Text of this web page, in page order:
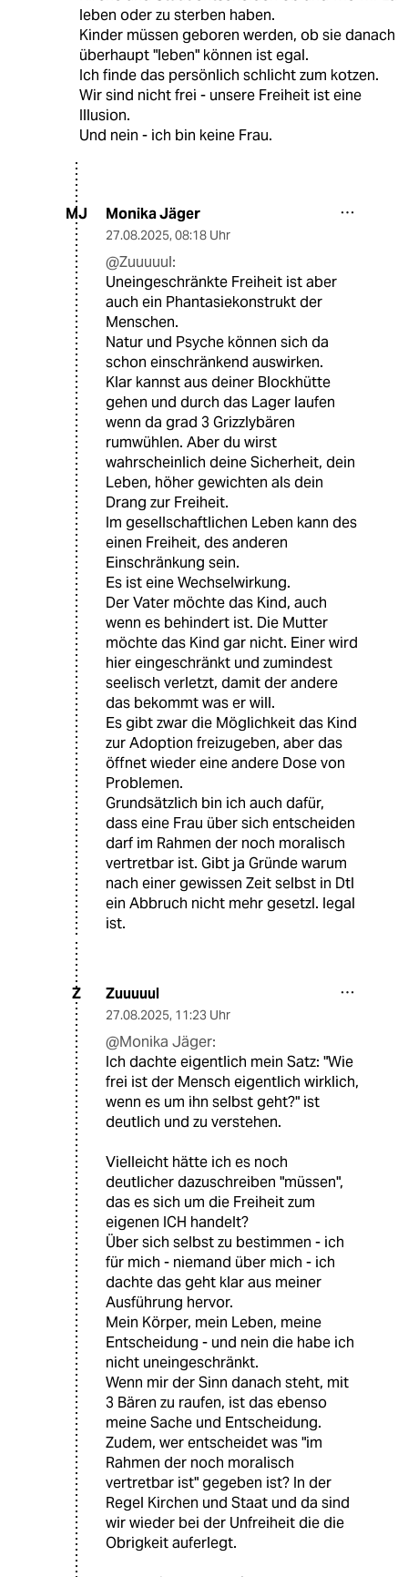
leben oder zu sterben haben.
Kinder müssen geboren werden, ob sie danach
überhaupt "leben" können ist egal.
Ich finde das persönlich schlicht zum kotzen.
Wir sind nicht frei - unsere Freiheit ist eine
Illusion.
Und nein - ich bin keine Frau.
MJ Monika Jäger
27.08.2025, 08:18 Uhr
@Zuuuuul:
Uneingeschränkte Freiheit ist aber
auch ein Phantasiekonstrukt der
Menschen.
Natur und Psyche können sich da
schon einschränkend auswirken.
Klar kannst aus deiner Blockhütte
gehen und durch das Lager laufen
wenn da grad 3 Grizzlybären
rumwühlen. Aber du wirst
wahrscheinlich deine Sicherheit, dein
Leben, höher gewichten als dein
Drang zur Freiheit.
Im gesellschaftlichen Leben kann des
einen Freiheit, des anderen
Einschränkung sein.
Es ist eine Wechselwirkung.
Der Vater möchte das Kind, auch
wenn es behindert ist. Die Mutter
möchte das Kind gar nicht. Einer wird
hier eingeschränkt und zumindest
seelisch verletzt, damit der andere
das bekommt was er will.
Es gibt zwar die Möglichkeit das Kind
zur Adoption freizugeben, aber das
öffnet wieder eine andere Dose von
Problemen.
Grundsätzlich bin ich auch dafür,
dass eine Frau über sich entscheiden
darf im Rahmen der noch moralisch
vertretbar ist. Gibt ja Gründe warum
nach einer gewissen Zeit selbst in Dtl
ein Abbruch nicht mehr gesetzl. legal
ist.
Z Zuuuuul
27.08.2025, 11:23 Uhr
@Monika Jäger:
Ich dachte eigentlich mein Satz: "Wie
frei ist der Mensch eigentlich wirklich,
wenn es um ihn selbst geht?" ist
deutlich und zu verstehen.
Vielleicht hätte ich es noch
deutlicher dazuschreiben "müssen",
das es sich um die Freiheit zum
eigenen ICH handelt?
Über sich selbst zu bestimmen - ich
für mich - niemand über mich - ich
dachte das geht klar aus meiner
Ausführung hervor.
Mein Körper, mein Leben, meine
Entscheidung - und nein die habe ich
nicht uneingeschränkt.
Wenn mir der Sinn danach steht, mit
3 Bären zu raufen, ist das ebenso
meine Sache und Entscheidung.
Zudem, wer entscheidet was "im
Rahmen der noch moralisch
vertretbar ist" gegeben ist? In der
Regel Kirchen und Staat und da sind
wir wieder bei der Unfreiheit die die
Obrigkeit auferlegt.